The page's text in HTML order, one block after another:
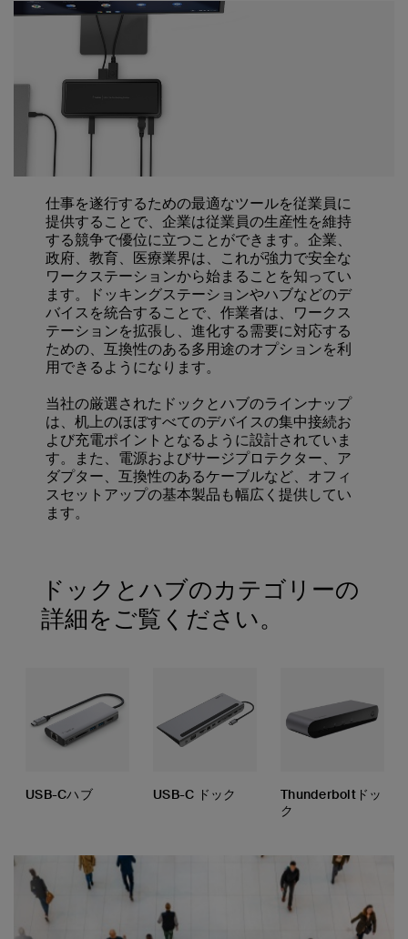
仕事を遂行するための最適なツールを従業員に
提供することで、企業は従業員の生産性を維持
する競争で優位に立つことができます。企業、
政府、教育、医療業界は、これが強力で安全な
ワークステーションから始まることを知ってい
ます。ドッキングステーションやハブなどのデ
バイスを統合することで、作業者は、ワークス
テーションを拡張し、進化する需要に対応する
ための、互換性のある多用途のオプションを利
用できるようになります。
当社の厳選されたドックとハブのラインナップ
は、机上のほぼすべてのデバイスの集中接続お
よび充電ポイントとなるように設計されていま
す。また、電源およびサージプロテクター、ア
ダプター、互換性のあるケーブルなど、オフィ
スセットアップの基本製品も幅広く提供してい
ます。
ドックとハブのカテゴリーの
詳細をご覧ください。
USB-Cハブ USB-C ドック
Thunderboltドッ
ク